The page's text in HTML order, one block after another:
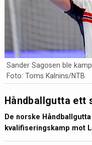
Sander Sagosen ble
Foto: Toms Kalnins/NTB
Håndballgutta ett
De norske
kvalifiseringskamp mot